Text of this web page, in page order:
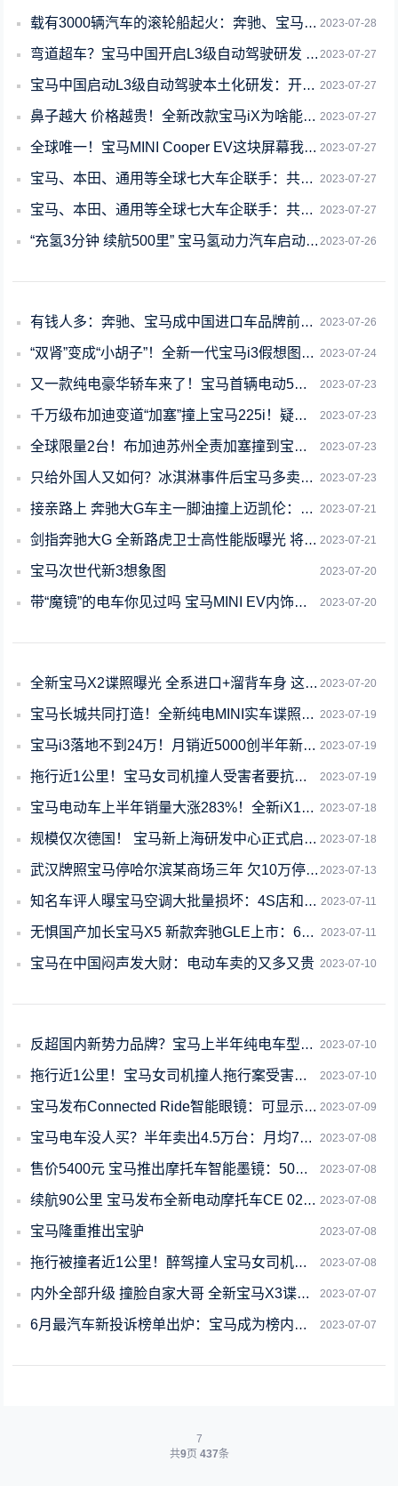
2023-07-28
载有3000辆汽车的滚轮船起火：奔驰、宝马遭殃
2023-07-27
弯道超车？宝马中国开启L3级自动驾驶研发 最快年底上线
2023-07-27
宝马中国启动L3级自动驾驶本土化研发：开车玩游戏、看视频你敢吗？
2023-07-27
鼻子越大 价格越贵！全新改款宝马iX为啥能卖100万
2023-07-27
全球唯一！宝马MINI Cooper EV这块屏幕我能玩一整天
2023-07-27
宝马、本田、通用等全球七大车企联手：共建“联盟”竞争马斯克的特斯拉
2023-07-27
宝马、本田、通用等全球七大车企联手：共建“联盟”竞争特斯拉
2023-07-26
“充氢3分钟 续航500里” 宝马氢动力汽车启动路测 丰田参与研发
2023-07-26
有钱人多：奔驰、宝马成中国进口车品牌前2 保时捷第4
2023-07-24
“双肾”变成“小胡子”！全新一代宝马i3假想图曝光 这颜值你爱了吗
2023-07-23
又一款纯电豪华轿车来了！宝马首辆电动5系轿车 i5 在欧洲正式下线
2023-07-23
千万级布加迪变道“加塞”撞上宝马225i！疑似车主回应：已和解
2023-07-23
全球限量2台！布加迪苏州全责加塞撞到宝马 现场视频流出：网友感叹
2023-07-23
只给外国人又如何？冰淇淋事件后宝马多卖了3034辆 国人该买还得买
2023-07-21
接亲路上 奔驰大G车主一脚油撞上迈凯伦：一台宝马5系没了
2023-07-21
剑指奔驰大G 全新路虎卫士高性能版曝光 将搭载宝马V8引擎
2023-07-20
宝马次世代新3想象图
2023-07-20
带“魔镜”的电车你见过吗 宝马MINI EV内饰首次公开 复古科技完美结合
2023-07-20
全新宝马X2谍照曝光 全系进口+溜背车身 这造型你爱了吗
2023-07-19
宝马长城共同打造！全新纯电MINI实车谍照曝光：这颜值男女通吃
2023-07-19
宝马i3落地不到24万！月销近5000创半年新高 网友：油改电我也认了
2023-07-19
拖行近1公里！宝马女司机撞人受害者要抗诉 获刑超6年处罚太轻
2023-07-18
宝马电动车上半年销量大涨283%！全新iX1即将上市：外观大改 要卖爆的节奏
2023-07-18
规模仅次德国！ 宝马新上海研发中心正式启用 将于国内实现全流程开发
2023-07-13
武汉牌照宝马停哈尔滨某商场三年 欠10万停车费：曾表态不来取车
2023-07-11
知名车评人曝宝马空调大批量损坏：4S店和修理店都修不过来了
2023-07-11
无惧国产加长宝马X5 新款奔驰GLE上市：69.98万起
2023-07-10
宝马在中国闷声发大财：电动车卖的又多又贵
2023-07-10
反超国内新势力品牌？宝马上半年纯电车型销量曝光 同比增长近3倍
2023-07-10
拖行近1公里！宝马女司机撞人拖行案受害者要抗诉 获刑超6年处罚太轻
2023-07-09
宝马发布Connected Ride智能眼镜：可显示导航信息
2023-07-08
宝马电车没人买？半年卖出4.5万台：月均7500辆羡煞新势力
2023-07-08
售价5400元 宝马推出摩托车智能墨镜：50度高温也能用
2023-07-08
续航90公里 宝马发布全新电动摩托车CE 02：最高车速95km/h
2023-07-08
宝马隆重推出宝驴
2023-07-08
拖行被撞者近1公里！醉驾撞人宝马女司机获刑超6年 家属不认可判决结果
2023-07-07
内外全部升级 撞脸自家大哥 全新宝马X3谍照曝光
2023-07-07
6月最汽车新投诉榜单出炉：宝马成为榜内唯一豪华品牌
7
共9页 437条